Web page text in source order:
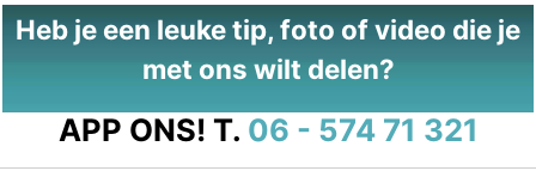
Heb je een leuke tip, foto of video die je
met ons wilt delen?
APP ONS! T. 06 - 574 71 321